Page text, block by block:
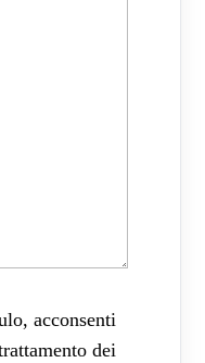
acconsenti
dei